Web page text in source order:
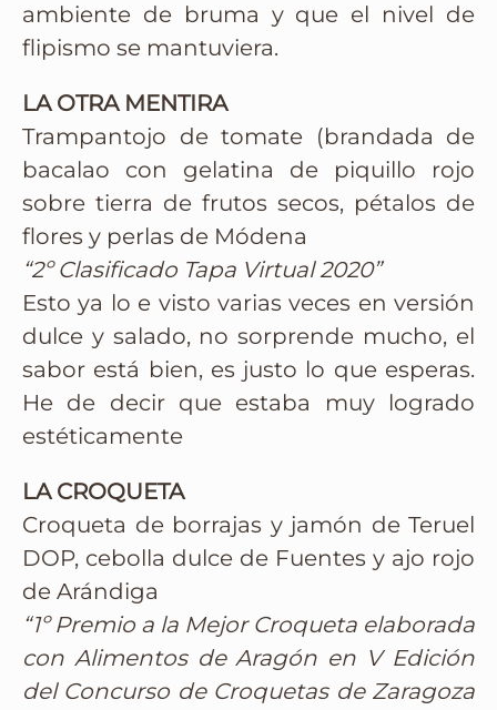
ambiente de bruma y que el nivel de
flipismo se mantuviera.
LA OTRA MENTIRA
Trampantojo de tomate (brandada de
bacalao con gelatina de piquillo rojo
sobre tierra de frutos secos, pétalos de
flores y perlas de Módena
“2º Clasificado Tapa Virtual 2020”
Esto ya lo e visto varias veces en versión
dulce y salado, no sorprende mucho, el
sabor está bien, es justo lo que esperas.
He de decir que estaba muy logrado
estéticamente
LA CROQUETA
Croqueta de borrajas y jamón de Teruel
DOP, cebolla dulce de Fuentes y ajo rojo
de Arándiga
“1º Premio a la Mejor Croqueta elaborada
con Alimentos de Aragón en V Edición
del Concurso de Croquetas de Zaragoza